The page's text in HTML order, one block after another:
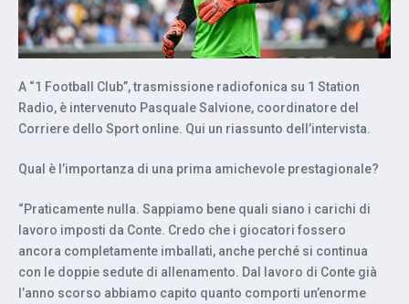
A “1 Football Club”, trasmissione radiofonica su 1 Station
Radio, è intervenuto Pasquale Salvione, coordinatore del
Corriere dello Sport online. Qui un riassunto dell’intervista.
Qual è l’importanza di una prima amichevole prestagionale?
“Praticamente nulla. Sappiamo bene quali siano i carichi di
lavoro imposti da Conte. Credo che i giocatori fossero
ancora completamente imballati, anche perché si continua
con le doppie sedute di allenamento. Dal lavoro di Conte già
l’anno scorso abbiamo capito quanto comporti un’enorme